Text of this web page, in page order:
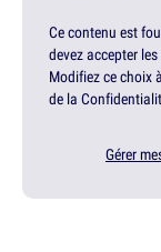
Ce contenu est
devez accepter
Modifiez ce choix
de la
Gérer